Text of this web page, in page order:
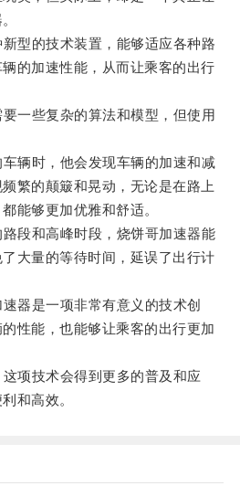
的技术装置，能够适应各种路
的加速性能，从而让乘客的出行
些复杂的算法和模型，但使用
时，他会发现车辆的加速和减
繁的颠簸和晃动，无论是在路上
能够更加优雅和舒适。
和高峰时段，烧饼哥加速器能
大量的等待时间，延误了出行计
是一项非常有意义的技术创
性能，也能够让乘客的出行更加
技术会得到更多的普及和应
和高效。